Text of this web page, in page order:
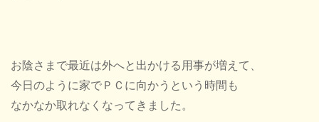
お陰さまで最近は外へと出かける用事が増えて、
今日のように家でＰＣに向かうという時間も
なかなか取れなくなってきました。